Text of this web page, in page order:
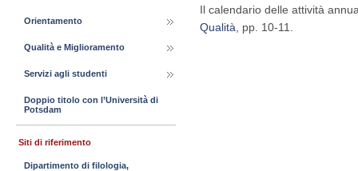
Il calendario delle attività
Qualità , pp. 10-11.
Orientamento
Qualità e Miglioramento
Servizi agli studenti
Doppio titolo con l’Università di
Potsdam
Siti di riferimento
Dipartimento di filologia,